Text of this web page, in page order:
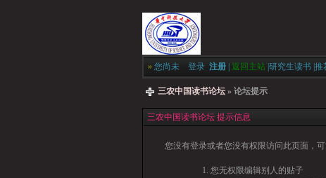
» 您尚未 登录 注册 返回主站 研究生读书 推
三农中国读书论坛 » 论坛提示
三农中国读书论坛 提示信息
您没有登录或者您没有权限访问此页面，
您无权限编辑别人的贴子